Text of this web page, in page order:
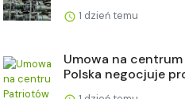
1 dzień temu
Umowa na
Polska negocjuje